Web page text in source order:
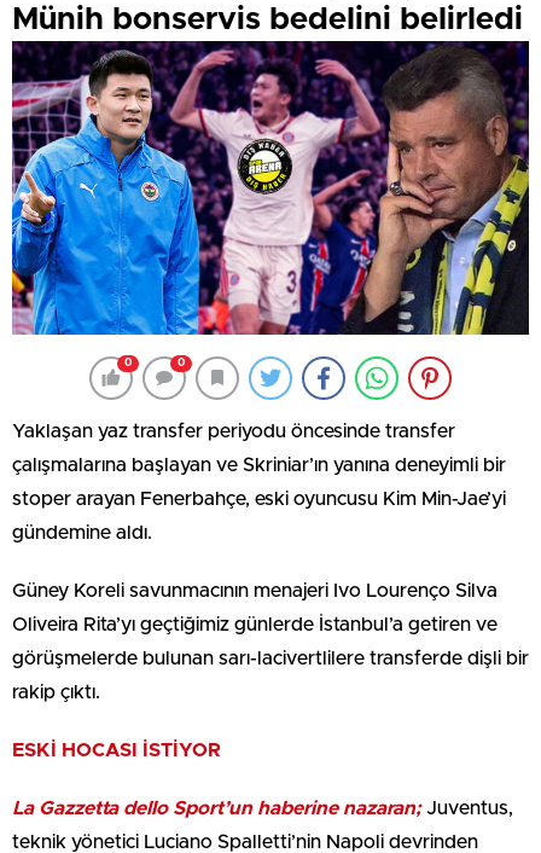
Münih bonservis bedelini belirledi
0 0
Yaklaşan yaz transfer periyodu öncesinde transfer
çalışmalarına başlayan ve Skriniar’ın yanına deneyimli bir
stoper arayan Fenerbahçe, eski oyuncusu Kim Min-Jae’yi
gündemine aldı.
Güney Koreli savunmacının menajeri Ivo Lourenço Silva
Oliveira Rita’yı geçtiğimiz günlerde İstanbul’a getiren ve
görüşmelerde bulunan sarı-lacivertlilere transferde dişli bir
rakip çıktı.
ESKİ HOCASI İSTİYOR
La Gazzetta dello Sport’un haberine nazaran;Juventus,
teknik yönetici Luciano Spalletti’nin Napoli devrinden